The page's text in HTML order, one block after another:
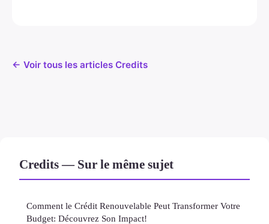
← Voir tous les articles Credits
Credits — Sur le même sujet
Comment le Crédit Renouvelable Peut Transformer Votre
Budget: Découvrez Son Impact!